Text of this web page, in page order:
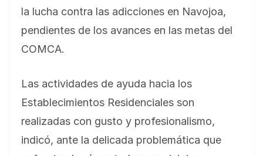
la lucha contra las adicciones en Navojoa,
pendientes de los avances en las metas del
COMCA.
Las actividades de ayuda hacia los
Establecimientos Residenciales son
realizadas con gusto y profesionalismo,
indicó, ante la delicada problemática que